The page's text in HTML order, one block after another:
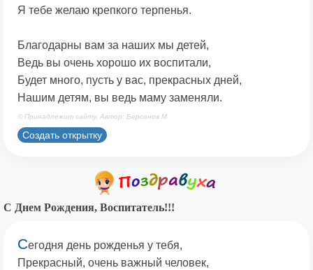
Я тебе желаю крепкого терпенья.
Благодарны вам за наших мы детей,
Ведь вы очень хорошо их воспитали,
Будет много, пусть у вас, прекрасных дней,
Нашим детям, вы ведь маму заменяли.
© Принадлежит сайту. Автор: Берсанов М.
Создать открытку
С Днем Рождения, Воспитатель!!!
Сегодня день рожденья у тебя,
Прекрасный, очень важный человек,